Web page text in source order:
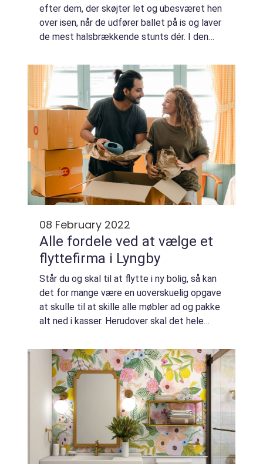
efter dem, der skøjter let og ubesværet hen
over isen, når de udfører ballet på is og laver
de mest halsbrækkende stunts dér. I den
ishockeyspillere kan skøjte så hurtigt r...
08 February 2022
Alle fordele ved at vælge et
flyttefirma i Lyngby
Står du og skal til at flytte i ny bolig, så kan
det for mange være en uoverskuelig opgave
at skulle til at skille alle møbler ad og pakke
alt ned i kasser. Herudover skal det hele
mange...